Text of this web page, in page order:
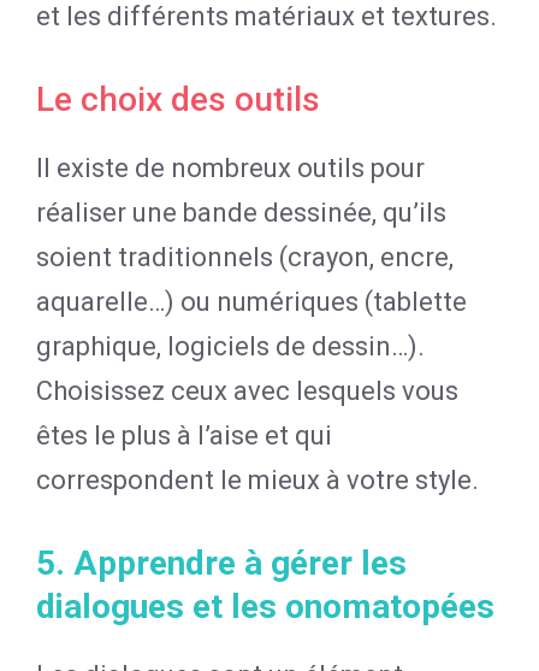
et les différents matériaux et textures.
Le choix des outils
Il existe de nombreux outils pour
réaliser une bande dessinée, qu’ils
soient traditionnels (crayon, encre,
aquarelle…) ou numériques (tablette
graphique, logiciels de dessin…).
Choisissez ceux avec lesquels vous
êtes le plus à l’aise et qui
correspondent le mieux à votre style.
5. Apprendre à gérer les
dialogues et les onomatopées